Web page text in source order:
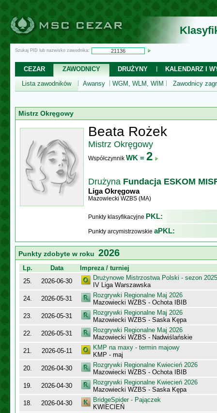
Szukaj PID lub nazwisko zawodnika:
CEZAR ZAWODNICY DRUŻYNY
KALENDARZ I
Lista zawodników
Awansy WGM, WLM, WIM Zawodnicy
Mistrz Okręgowy
Beata Rożek
Mistrz Okręgowy
Współczynnik WK = 2
Drużyna Fundacja ESKOM
Liga Okręgowa
Mazowiecki WZBS (MA)
Punkty klasyfikacyjne PKL:
Punkty arcymistrzowskie aPKL:
Punkty zdobyte w roku 2026
Lp. Data
Impreza / turniej
25.
2026-06-30
Drużynowe Mistrzostwa Polski - sezon
IV Liga Warszawska
24.
2026-05-31
Rozgrywki Regionalne Maj 2026
Mazowiecki WZBS - Ochota IBIB
23.
2026-05-31
Rozgrywki Regionalne Maj 2026
Mazowiecki WZBS - Saska Kępa
22.
2026-05-31
Rozgrywki Regionalne Maj 2026
Mazowiecki WZBS - Nadwiślańskie
21.
2026-05-11
KMP na maxy - termin majowy
KMP - maj
20.
2026-04-30
Rozgrywki Regionalne Kwiecień 2026
Mazowiecki WZBS - Ochota IBIB
19.
2026-04-30
Rozgrywki Regionalne Kwiecień 2026
Mazowiecki WZBS - Saska Kępa
18.
2026-04-30
BridgeSpider - Pajączek
KWIECIEŃ